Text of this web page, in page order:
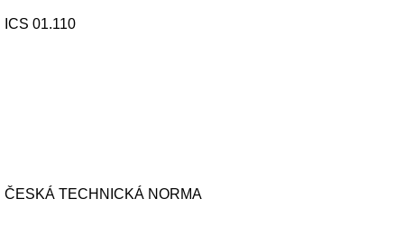
ICS 01.110
ČESKÁ TECHNICKÁ NORMA